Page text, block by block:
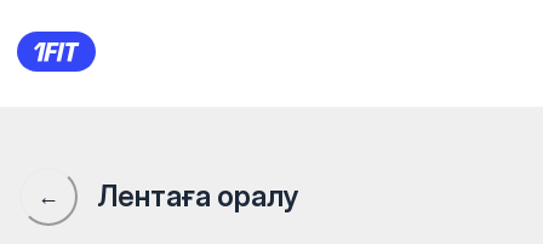
FitnessBlitz — Gym
← Лентаға оралу